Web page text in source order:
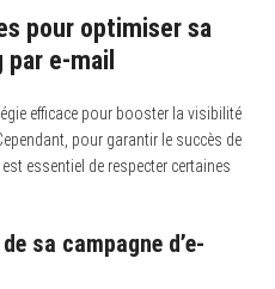
pour optimiser sa
e-mail
efficace pour booster la visibilité
pour garantir le succès de
essentiel de respecter certaines
sa campagne d’e-